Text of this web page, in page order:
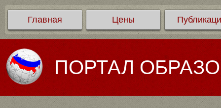
Главная Цены
ПОРТАЛ